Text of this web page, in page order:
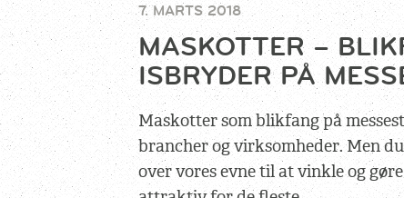
7. MARTS 2018
MASKOTTER –
ISBRYDER PÅ
Maskotter som blikfang på
brancher og virksomheder. Men
over vores evne til at vinkle og